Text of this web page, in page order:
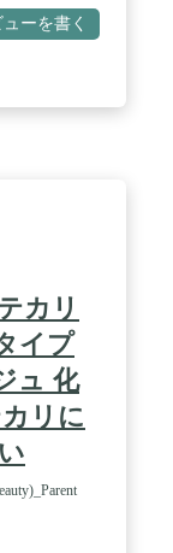
ため、どん
向上!
ューを書く
カリ
イプ
ュ 化
リに